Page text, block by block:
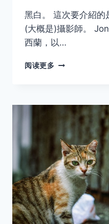
黑白。 這次要介紹的
(大概是)攝影師。
西蘭，以…
阅读更多 摄
析
（19）
——
JONATHAN
VAN
SMIT